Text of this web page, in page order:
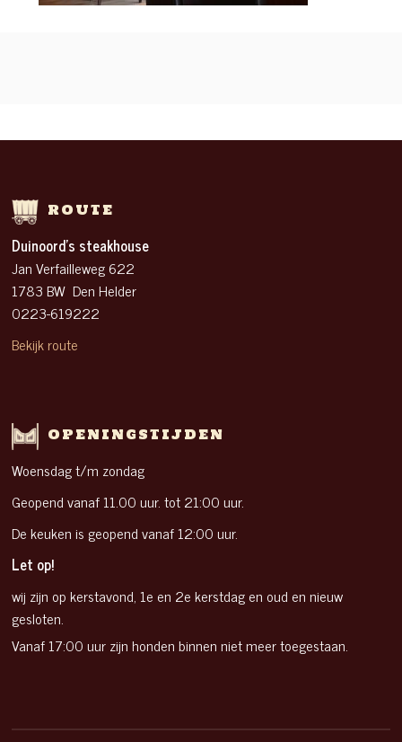
ROUTE
Duinoord’s steakhouse
Jan Verfailleweg 622
1783 BW Den Helder
0223-619222
Bekijk route
OPENINGSTIJDEN
Woensdag t/m zondag
Geopend vanaf 11.00 uur. tot 21:00 uur.
De keuken is geopend vanaf 12:00 uur.
Let op!
wij zijn op kerstavond, 1e en 2e kerstdag en oud en nieuw
gesloten.
Vanaf 17:00 uur zijn honden binnen niet meer toegestaan.